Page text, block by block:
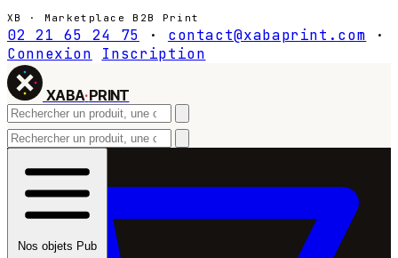
XB · Marketplace B2B Print
02 21 65 24 75 · contact@xabaprint.com
·
Connexion
Inscription
XABA·PRINT
Nos objets Pub